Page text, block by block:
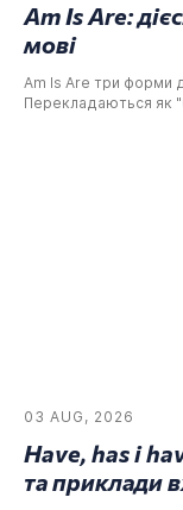
Am Is Are:
мові
Am Is Are три форми
Перекладаються як
03 AUG, 2026
Have, has і
та приклади